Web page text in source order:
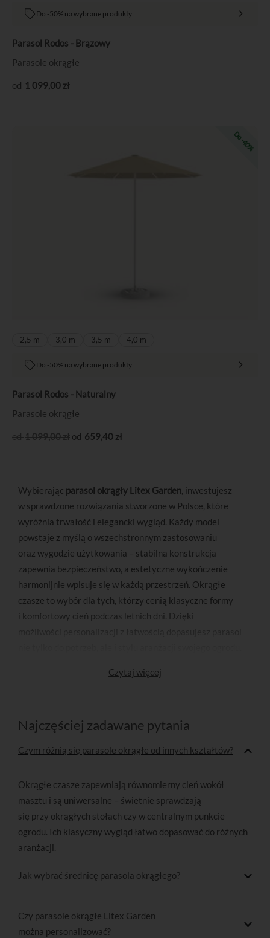
Do -50% na wybrane produkty
Parasol Rodos - Brązowy
Parasole okrągłe
1 099,00 zł
Do -40%
2,5 m 3,0 m 3,5 m 4,0 m
Do -50% na wybrane produkty
Parasol Rodos - Naturalny
Parasole okrągłe
1 099,00zł 659,40 zł
Wybierając parasol okrągły Litex Garden, inwestujesz
w sprawdzone rozwiązania stworzone w Polsce, które
wyróżnia trwałość i elegancki wygląd. Każdy model
powstaje z myślą o wszechstronnym zastosowaniu
oraz wygodzie użytkowania – stabilna konstrukcja
zapewnia bezpieczeństwo, a estetyczne wykończenie
harmonijnie wpisuje się w każdą przestrzeń. Okrągłe
czasze to wybór dla tych, którzy cenią klasyczne formy
i komfortowy cień podczas letnich dni. Dzięki
Czytaj więcej
Najczęściej zadawane pytania
Czym różnią się parasole okrągłe od innych kształtów?
Okrągłe czasze zapewniają równomierny cień wokół
masztu i są uniwersalne – świetnie sprawdzają
się przy okrągłych stołach czy w centralnym punkcie
ogrodu. Ich klasyczny wygląd łatwo dopasować do różnych
aranżacji.
Jak wybrać średnicę parasola okrągłego?
Czy parasole okrągłe Litex Garden
można personalizować?